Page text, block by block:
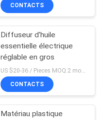
CONTACTS
Diffuseur d'huile
essentielle électrique
réglable en gros
CONTACTS
Matériau plastique